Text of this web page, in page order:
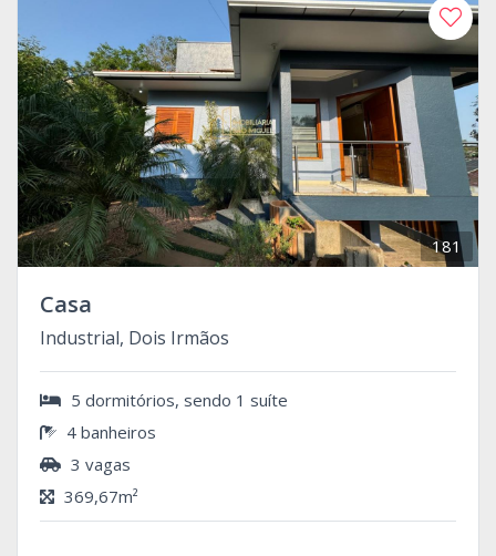
181
Casa
Industrial, Dois Irmãos
5 dormitórios, sendo 1 suíte
4 banheiros
3 vagas
369,67m²